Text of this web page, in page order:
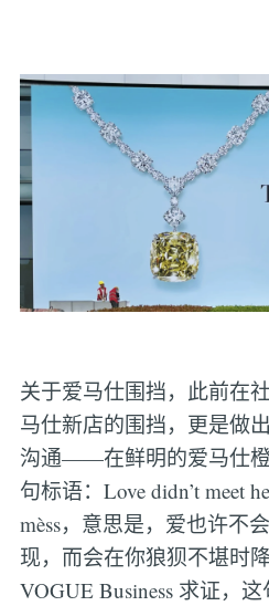
关于爱马仕围挡，此前在
马仕新店的围挡，更是做
沟通——在鲜明的爱马仕
句标语：Love didn’t meet
mèss，意思是，爱也许不
现，而会在你狼狈不堪时
VOGUE Business 求证，